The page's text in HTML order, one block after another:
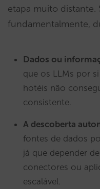
etapa muito distante.
fundamentalmente,
Dados ou
que os LLMs por
hotéis não
consistente.
A descoberta
fontes de dados
já que depender
conectores ou
escalável.